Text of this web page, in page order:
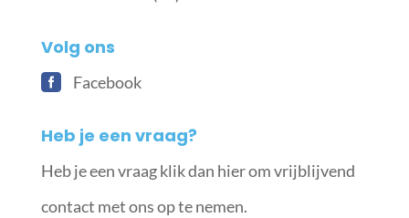
Volg ons
Facebook
Heb je een vraag?
Heb je een vraag klik dan hier om vrijblijvend
contact met ons op te nemen.